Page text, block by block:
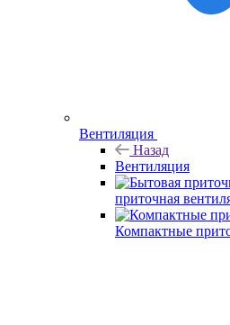
Вентиляция
Назад
Вентиляция
приточная
Компактные